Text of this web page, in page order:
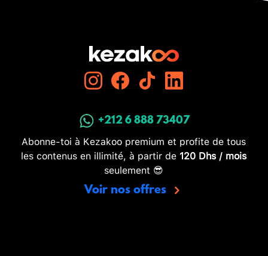
+212 6 888 73407
Abonne-toi à Kezakoo premium et profite de tous
les contenus en illimité, à partir de 120 Dhs / mois
seulement 😎
Voir nos offres